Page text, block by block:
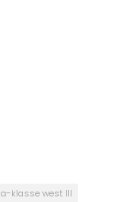
a-klasse west III